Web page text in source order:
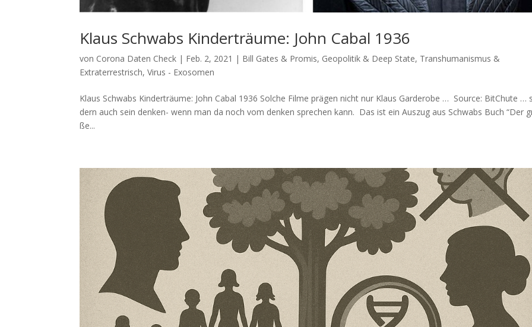
Klaus Schwabs Kinderträume: John Cabal 1936
von Corona Daten Check | Feb. 2, 2021 | Bill Gates & Promis, Geopolitik & Deep State, Transhumanismus &
Extraterrestrisch,Virus - Exosomen
Klaus Schwabs Kinderträume: John Cabal 1936 Sol­che Fil­me prä­gen nicht nur Klaus Garderobe … Source: BitChu­te
dern auch sein den­ken- wenn man da noch vom den­ken spre­chen kann. Das ist ein Aus­zug aus Schwabs Buch “Der
ße...